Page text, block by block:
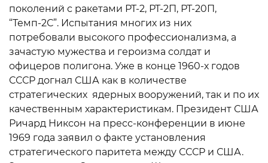
поколений с ракетами РТ-2, РТ-2П, РТ-20П,
“Темп-2С”. Испытания многих из них
потребовали высокого профессионализма, а
зачастую мужества и героизма солдат и
офицеров полигона. Уже в конце 1960-х годов
СССР догнал США как в количестве
стратегических ядерных вооружений, так и по их
качественным характеристикам. Президент США
Ричард Никсон на пресс-конференции в июне
1969 года заявил о факте установления
стратегического паритета между СССР и США.